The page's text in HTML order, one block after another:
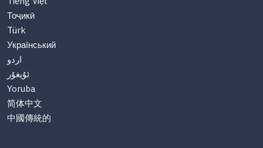
Тоҷикӣ
Türk
Український
اردو
ئۇيغۇر
Yoruba
简体中文
中國傳統的